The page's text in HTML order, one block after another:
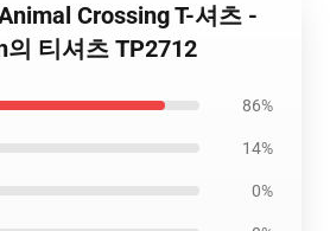
Crossing T-셔츠 -
의 티셔츠 TP2712
86%
14%
0%